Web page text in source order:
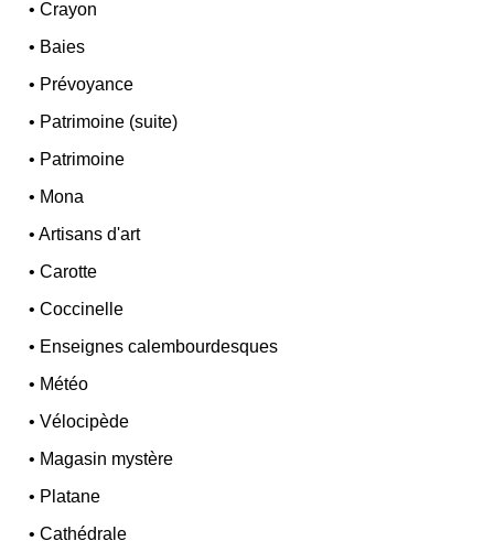
•Crayon
• Baies
• Prévoyance
• Patrimoine (suite)
• Patrimoine
• Mona
•Artisans d'art
•Carotte
•Coccinelle
• Enseignes calembourdesques
• Météo
•Vélocipède
• Magasin mystère
• Platane
•Cathédrale